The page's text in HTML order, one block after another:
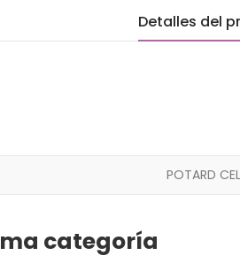
Detalles del
POTARD
categoría